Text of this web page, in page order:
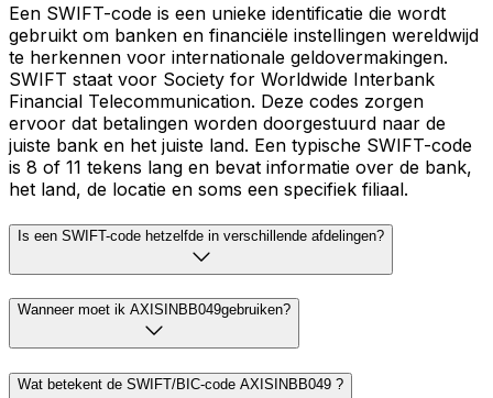
Een SWIFT-code is een unieke identificatie die wordt
gebruikt om banken en financiële instellingen wereldwijd
te herkennen voor internationale geldovermakingen.
SWIFT staat voor Society for Worldwide Interbank
Financial Telecommunication. Deze codes zorgen
ervoor dat betalingen worden doorgestuurd naar de
juiste bank en het juiste land. Een typische SWIFT-code
is 8 of 11 tekens lang en bevat informatie over de bank,
het land, de locatie en soms een specifiek filiaal.
Is een SWIFT-code hetzelfde in verschillende afdelingen?
Wanneer moet ik AXISINBB049gebruiken?
Wat betekent de SWIFT/BIC-code AXISINBB049 ?